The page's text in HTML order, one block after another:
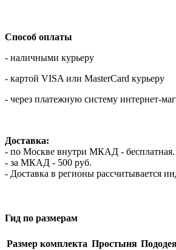
Способ оплаты
- наличными курьеру
- картой VISA или MasterCard курьеру
- через платежную систему интернет-
Доставка:
- по Москве внутри МКАД - бесплатная.
- за МКАД - 500 руб.
- Доставка в регионы рассчитывается
Гид по размерам
Размер комплекта Простыня